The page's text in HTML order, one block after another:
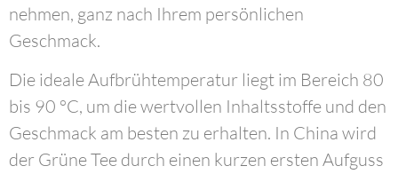
nehmen, ganz nach Ihrem persönlichen
Geschmack.
Die ideale Aufbrühtemperatur liegt im Bereich 80
bis 90 °C, um die wertvollen Inhaltsstoffe und den
Geschmack am besten zu erhalten. In China wird
der Grüne Tee durch einen kurzen ersten Aufguss